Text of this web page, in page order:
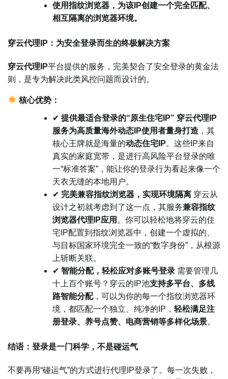
使用指纹浏览器，为该IP创建一个完全匹配、
相互隔离的浏览器环境。
穿云代理IP：为安全登录而生的终极解决方案
穿云代理IP平台提供的服务，完美契合了安全登录的黄金法
则，是专为解决此类风控问题而设计的。
核心优势：
✔ 提供最适合登录的“原生住宅IP” 穿云代理IP
服务为高质量海外动态IP使用者量身打造 ，其
核心王牌就是海量的动态住宅IP。这些IP来自
真实的家庭宽带，是进行高风险平台登录的唯
一“标准答案”，能让你的登录行为看起来像一个
天衣无缝的本地用户。
✔ 完美兼容指纹浏览器，实现环境隔离 穿云从
设计之初就考虑到了这一点，其服务兼容指纹
浏览器代理IP应用 。你可以轻松地将穿云的住
宅IP配置到指纹浏览器中，创建一个虚拟的、
与目标国家环境完全一致的“数字身份”，从根源
上斩断关联。
✔ 智能分配，轻松应对多账号登录 需要管理几
十上百个账号？穿云的IP池支持多平台、多线
路智能分配，可以为你的每一个指纹浏览器环
境，都匹配一个独立、纯净的IP， 轻松满足注
册登录、养号点赞、电商营销等多样化场景。
结语：登录是一门科学，不是碰运气
不要再用“碰运气”的方式进行代理IP登录了。每一次失败，